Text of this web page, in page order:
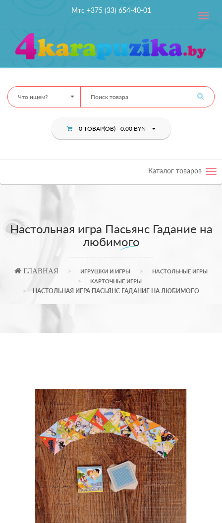
Мтс +375 (33) 654-40-01
Toggle
Что ищем?
0 ТОВАР(ОВ) - 0.00 BYN
Каталог товаров
Настольная игра Пасьянс Гадание на
любимого
ГЛАВНАЯ ИГРУШКИ И ИГРЫ
НАСТОЛЬНЫЕ ИГРЫ
КАРТОЧНЫЕ ИГРЫ
НАСТОЛЬНАЯ ИГРА ПАСЬЯНС ГАДАНИЕ НА ЛЮБИМОГО